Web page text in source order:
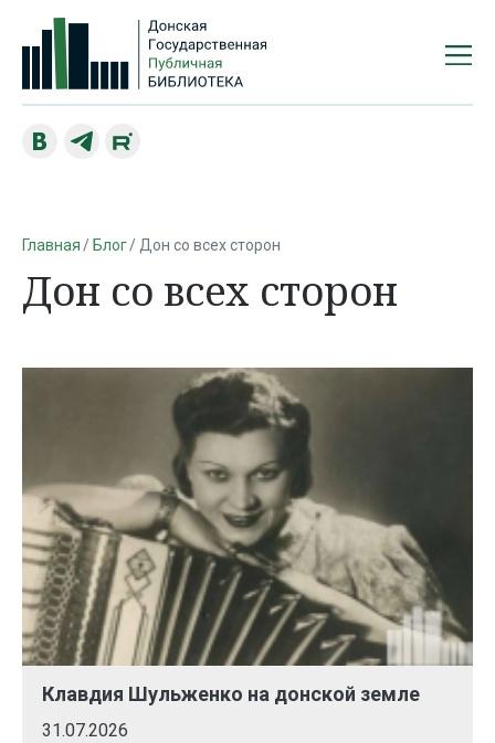
Главная Блог Дон со всех сторон
Дон со всех сторон
Клавдия Шульженко на донской земле
31.07.2026